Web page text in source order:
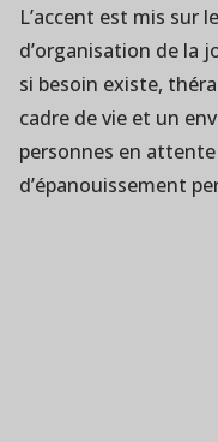
L’accent est mis sur
d’organisation de la
si besoin existe,
cadre de vie et un
personnes en
d’épanouissement